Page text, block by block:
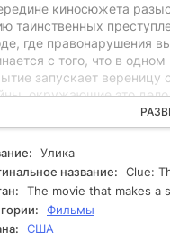
киносюжета
таинственных
где правонарушения
с того, что в
запускает вереницу
окружающие это
уликам,
того как они опрашивают
новые препятствия.
сетью, чем
и сыщики
с неожиданным
Улика
название:
Clue:
The movie that makes a
Фильмы
США